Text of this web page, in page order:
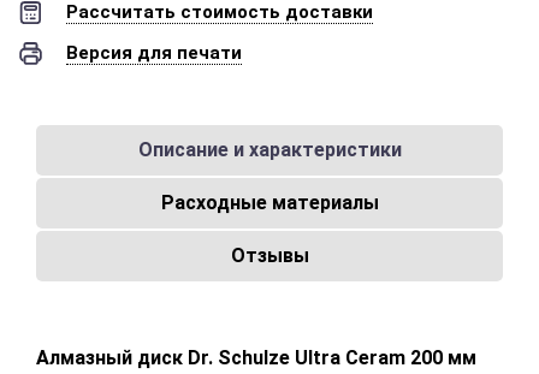
Рассчитать стоимость доставки
Версия для печати
Описание и характеристики
Расходные материалы
Отзывы
Алмазный диск Dr. Schulze Ultra Ceram 200 мм